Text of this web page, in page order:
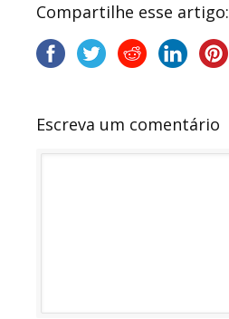
Compartilhe esse artigo:
Escreva um comentário